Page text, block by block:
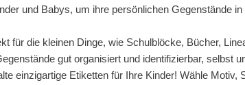
und Babys, um ihre persönlichen Gegenstände
für die kleinen Dinge, wie Schulblöcke, Bücher,
gut organisiert und identifizierbar, selbst
einzigartige Etiketten für Ihre Kinder! Wähle